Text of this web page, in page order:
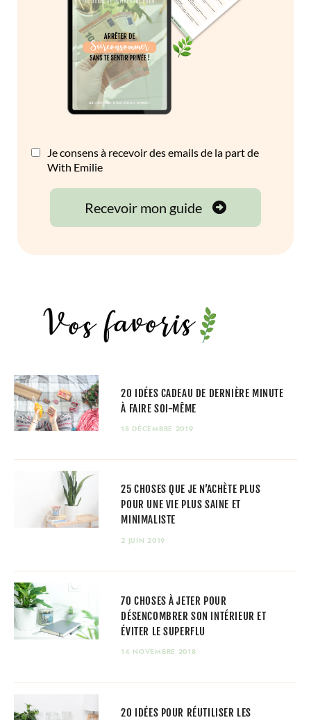
20 IDÉES CADEAU DE DERNIÈRE MINUTE
À FAIRE SOI-MÊME
18 DÉCEMBRE 2019
25 CHOSES QUE JE N’ACHÈTE PLUS
POUR UNE VIE PLUS SAINE ET
MINIMALISTE
2 JUIN 2019
70 CHOSES À JETER POUR
DÉSENCOMBRER SON INTÉRIEUR ET
ÉVITER LE SUPERFLU
14 NOVEMBRE 2018
20 IDÉES POUR RÉUTILISER LES